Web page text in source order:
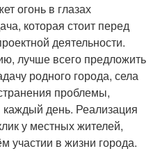
огонь в глазах
которая стоит перед
деятельности.
лучше всего предложить
родного города, села
проблемы,
каждый день. Реализация
у местных жителей,
участии в жизни города.